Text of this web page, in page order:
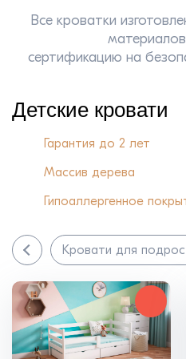
Все кроватки
сертификацию на
Детские кровати
Гарантия до 2 лет
Массив дерева
Гипоаллергенное
Кровати для